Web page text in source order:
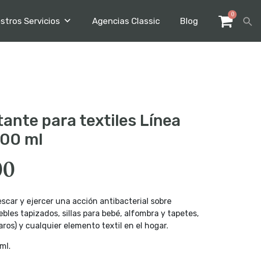
0
Servicios Agencias Classic Blog
para textiles Línea
ml
y ejercer una acción antibacterial sobre
tapizados, sillas para bebé, alfombra y tapetes,
y cualquier elemento textil en el hogar.